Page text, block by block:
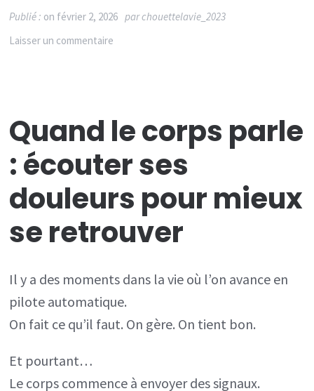
Publié : on février 2, 2026 parchouettelavie_2023
Laisser un commentaire
parle
écouter
ses
douleurs
et
en
conscience
Quand le corps parle
: écouter ses
douleurs pour mieux
se retrouver
Il y a des moments dans la vie où l’on avance en
pilote automatique.
On fait ce qu’il faut. On gère. On tient bon.
Et pourtant…
Le corps commence à envoyer des signaux.